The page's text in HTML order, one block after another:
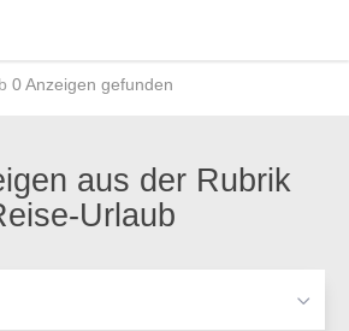
0 Anzeigen gefunden
aus der Rubrik
Urlaub